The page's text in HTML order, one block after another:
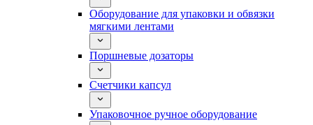
Оборудование для упаковки и обвязки
мягкими лентами
Поршневые дозаторы
Счетчики капсул
Упаковочное ручное оборудование